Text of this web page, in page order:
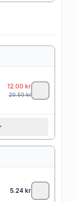
12.00 kr
20.50kr
5.24 kr